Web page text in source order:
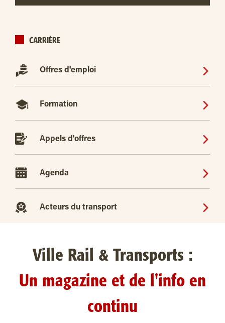
CARRIÈRE
Offres d'emploi
Formation
Appels d'offres
Agenda
Acteurs du transport
Ville Rail & Transports :
Un magazine et de l'info en
continu